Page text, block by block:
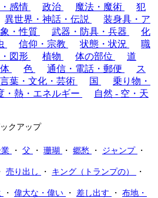
感情 政治 魔法・魔術
犯
異世界・神話・伝説
装身具・ア
・性質 武器・防具・兵器
化
信仰・宗教 状態・状況
職
図形 植物 体の部位
道
色 通信・電話・郵便
ス
言葉・文化・芸術 国
乗り物・
・熱・エネルギー
自然 - 空・天
クアップ
・ 父 ・ 珊瑚 ・ 郷愁 ・ ジャンプ ・
売り出し ・ キング（トランプの） ・
・ 偉大な・偉い ・ 差し出す ・ 布地・